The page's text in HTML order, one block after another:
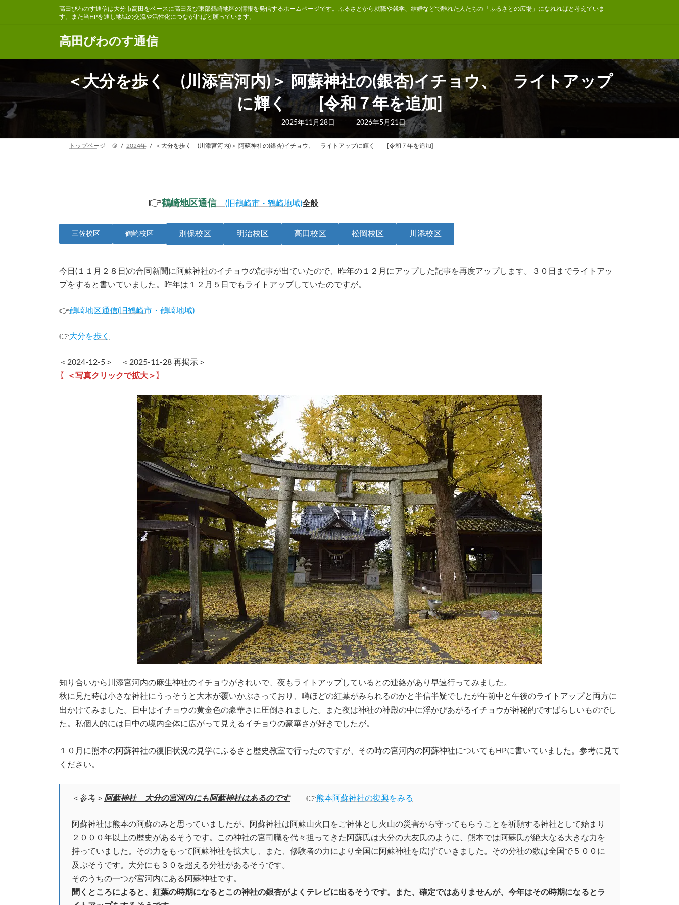
へ
キ
ョ
に
高田びわのす通信は大分市高田をベースに高田及び東部鶴崎地区の情報を発信するホームページです。ふるさとから就職や就学、結婚などで離れた人たちの「ふるさとの広場」になれればと考えていま
す。また当HPを通し地域の交流や活性化につながればと願っています。
高田びわのす通信
＜大分を歩く (川添宮河内)＞ 阿蘇神社の(銀杏)イチョウ、 ライトアップ
に輝く [令和７年を追加]
2025年11月28日
最
新
日
2026年5月21日
トップページ ＠ 2024年 ＜大分を歩く (川添宮河内)＞ 阿蘇神社の(銀杏)イチョウ、 ライトアップに輝く [令和７年を追加]
👉鶴崎地区通信 (旧鶴崎市・鶴崎地域)全般
三佐校区 鶴崎校区 別保校区 明治校区 高田校区 松岡校区 川添校区
今日(１１月２８日)の合同新聞に阿蘇神社のイチョウの記事が出ていたので、昨年の１２月にアップした記事を再度アップします。３０日までライトアッ
プをすると書いていました。昨年は１２月５日でもライトアップしていたのですが。
👉鶴崎地区通信(旧鶴崎市・鶴崎地域)
👉大分を歩く
＜2024-12-5＞ ＜2025-11-28 再掲示＞
〖＜写真クリックで拡大＞〗
知り合いから川添宮河内の麻生神社のイチョウがきれいで、夜もライトアップしているとの連絡があり早速行ってみました。
秋に見た時は小さな神社にうっそうと大木が覆いかぶさっており、噂ほどの紅葉がみられるのかと半信半疑でしたが午前中と午後のライトアップと両方に
出かけてみました。日中はイチョウの黄金色の豪華さに圧倒されました。また夜は神社の神殿の中に浮かびあがるイチョウが神秘的ですばらしいものでし
た。私個人的には日中の境内全体に広がって見えるイチョウの豪華さが好きでしたが。
１０月に熊本の阿蘇神社の復旧状況の見学にふるさと歴史教室で行ったのですが、その時の宮河内の阿蘇神社についてもHPに書いていました。参考に見て
ください。
＜参考＞ 阿蘇神社 大分の宮河内にも阿蘇神社はあるのです👉熊本阿蘇神社の復興をみる
阿蘇神社は熊本の阿蘇のみと思っていましたが、阿蘇神社は阿蘇山火口をご神体とし火山の災害から守ってもらうことを祈願する神社として始まり
２０００年以上の歴史があるそうです。この神社の宮司職を代々担ってきた阿蘇氏は大分の大友氏のように、熊本では阿蘇氏が絶大なる大きな力を
持っていました。その力をもって阿蘇神社を拡大し、また、修験者の力により全国に阿蘇神社を広げていきました。その分社の数は全国で５００に
及ぶそうです。大分にも３０を超える分社があるそうです。
そのうちの一つが宮河内にある阿蘇神社です。
聞くところによると、紅葉の時期になるとこの神社の銀杏がよくテレビに出るそうです。また、確定ではありませんが、今年はその時期になるとラ